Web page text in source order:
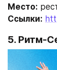
Место:
Ссылки:
5. Ритм-